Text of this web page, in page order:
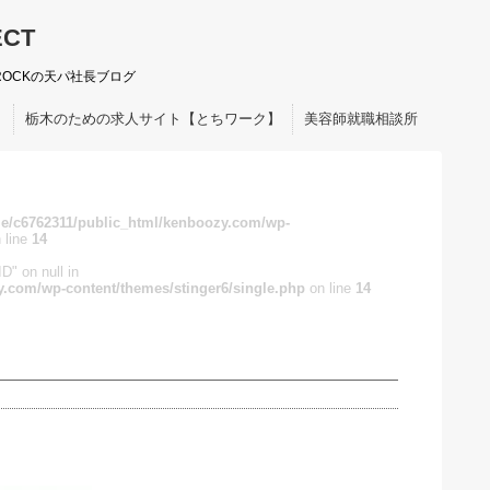
の天パ社長ブログ
栃木のための求人サイト【とちワーク】 美容師就職相談所
c6762311/public_html/kenboozy.com/wp-
line 14
on null in
wp-content/themes/stinger6/single.php on line 14